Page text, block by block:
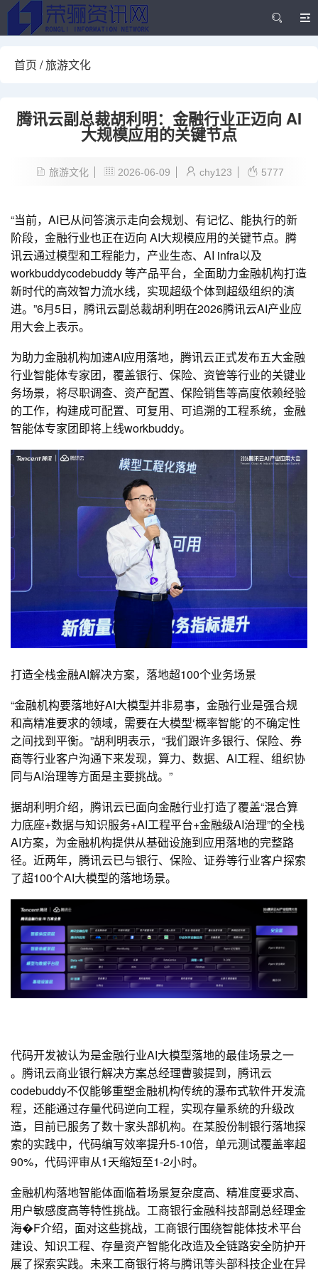
首页 /旅游文化
腾讯云副总裁胡利明：金融行业正迈向 AI
大规模应用的关键节点
旅游文化 2026-06-09 chy123 5777
“当前，AI已从问答演示走向会规划、有记忆、能执行的新
阶段，金融行业也正在迈向 AI大规模应用的关键节点。腾
讯云通过模型和工程能力，产业生态、AI infra以及
workbuddycodebuddy 等产品平台，全面助力金融机构打造
新时代的高效智力流水线，实现超级个体到超级组织的演
进。”6月5日，腾讯云副总裁胡利明在2026腾讯云AI产业应
用大会上表示。
为助力金融机构加速AI应用落地，腾讯云正式发布五大金融
行业智能体专家团，覆盖银行、保险、资管等行业的关键业
务场景，将尽职调查、资产配置、保险销售等高度依赖经验
的工作，构建成可配置、可复用、可追溯的工程系统，金融
智能体专家团即将上线workbuddy。
打造全栈金融AI解决方案，落地超100个业务场景
“金融机构要落地好AI大模型并非易事，金融行业是强合规
和高精准要求的领域，需要在大模型‘概率智能’的不确定性
之间找到平衡。”胡利明表示，“我们跟许多银行、保险、券
商等行业客户沟通下来发现，算力、数据、AI工程、组织协
同与AI治理等方面是主要挑战。”
据胡利明介绍，腾讯云已面向金融行业打造了覆盖“混合算
力底座+数据与知识服务+AI工程平台+金融级AI治理”的全栈
AI方案，为金融机构提供从基础设施到应用落地的完整路
径。近两年，腾讯云已与银行、保险、证券等行业客户探索
了超100个AI大模型的落地场景。
代码开发被认为是金融行业AI大模型落地的最佳场景之一
。腾讯云商业银行解决方案总经理曹骏提到，腾讯云
codebuddy不仅能够重塑金融机构传统的瀑布式软件开发流
程，还能通过存量代码逆向工程，实现存量系统的升级改
造，目前已服务了数十家头部机构。在某股份制银行落地探
索的实践中，代码编写效率提升5-10倍，单元测试覆盖率超
90%，代码评审从1天缩短至1-2小时。
金融机构落地智能体面临着场景复杂度高、精准度要求高、
用户敏感度高等特性挑战。工商银行金融科技部副总经理金
海�F介绍，面对这些挑战，工商银行围绕智能体技术平台
建设、知识工程、存量资产智能化改造及全链路安全防护开
展了探索实践。未来工商银行将与腾讯等头部科技企业在异